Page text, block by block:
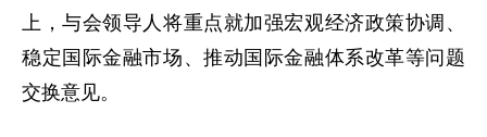
上，与会领导人将重点就加强宏观经济政策协调、
稳定国际金融市场、推动国际金融体系改革等问题
交换意见。